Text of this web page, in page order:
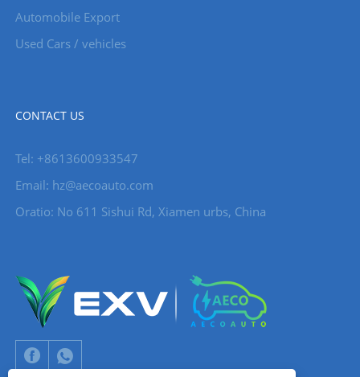
Automobile Export
Used Cars / vehicles
CONTACT US
Tel: +8613600933547
Email: hz@aecoauto.com
Oratio: No 611 Sishui Rd, Xiamen urbs, China